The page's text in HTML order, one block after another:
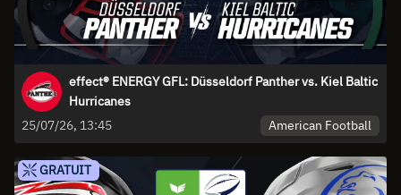
effect® ENERGY GFL: Düsseldorf Panther vs. Kiel Baltic
Hurricanes
25/07/26, 13:45
American Football
GRATUIT